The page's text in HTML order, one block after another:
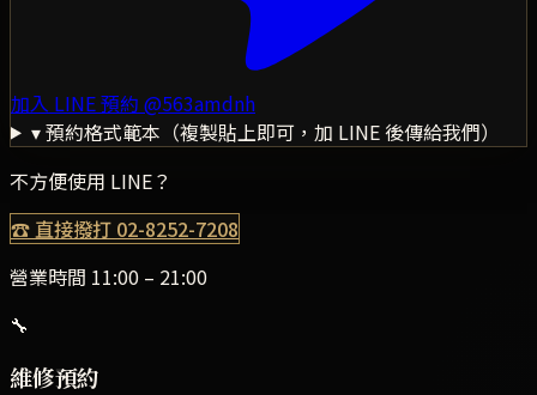
加入 LINE 預約 @563amdnh
▾ 預約格式範本（複製貼上即可，加 LINE 後傳給我們）
不方便使用 LINE？
☎ 直接撥打 02-8252-7208
營業時間 11:00 – 21:00
🔧
維修預約